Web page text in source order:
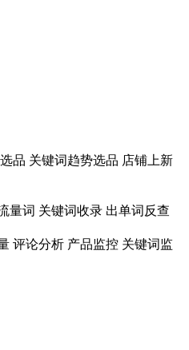
品 关键词趋势选品 店铺上新
量词 关键词收录 出单词反查
评论分析 产品监控 关键词监